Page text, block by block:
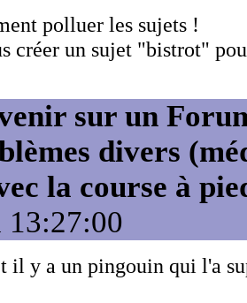
polluer les sujets !
créer un sujet "bistrot"
sur un
divers
la course à
13:27:00
il y a un pingouin qui l'a